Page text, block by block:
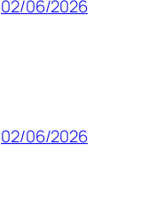
02/06/2026
02/06/2026